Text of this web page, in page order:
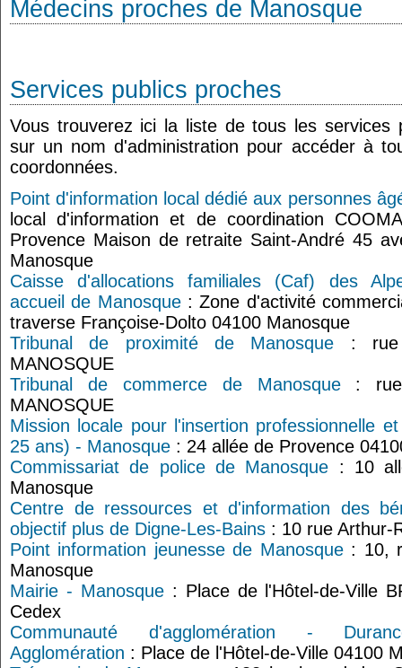
Médecins proches de Manosque
Services publics proches
Vous trouverez ici la liste de tous les services
sur un nom d'administration pour accéder à
coordonnées.
Point d'information local dédié aux personnes
local d'information et de coordination
Provence Maison de retraite Saint-André 45
Manosque
Caisse d'allocations familiales (Caf) des
accueil de Manosque: Zone d'activité
traverse Françoise-Dolto 04100 Manosque
Tribunal de proximité de Manosque : rue
MANOSQUE
Tribunal de commerce de Manosque: rue
MANOSQUE
Mission locale pour l'insertion professionnelle
25 ans) - Manosque : 24 allée de Provence
Commissariat de police de Manosque : 10
Manosque
Centre de ressources et d'information des
objectif plus de Digne-Les-Bains : 10 rue Arthur-
Point information jeunesse de Manosque: 10,
Manosque
Mairie - Manosque: Place de l'Hôtel-de-Ville
Cedex
Communauté d'agglomération -
Agglomération : Place de l'Hôtel-de-Ville 04100